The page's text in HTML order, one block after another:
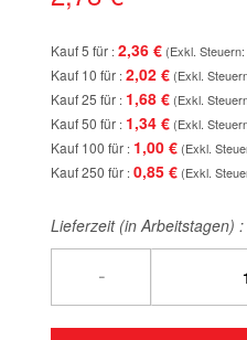
Kauf 5 für 2,36 €
Kauf 10 für 2,02 €
Kauf 25 für 1,68 €
Kauf 50 für 1,34 €
Kauf 100 für 1,00 €
Kauf 250 für 0,85 €
Lieferzeit (in Arbeitstagen) :
-